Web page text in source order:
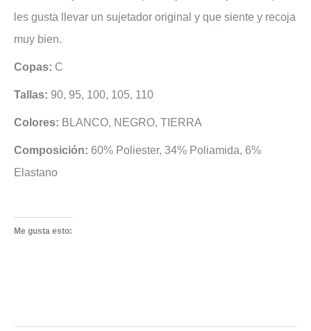
les gusta llevar un sujetador original y que siente y recoja
muy bien.
Copas: C
Tallas: 90, 95, 100, 105, 110
Colores: BLANCO, NEGRO, TIERRA
Composición: 60% Poliester, 34% Poliamida, 6%
Elastano
Me gusta esto: